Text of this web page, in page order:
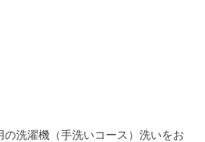
洗濯機（手洗いコース）洗いをお